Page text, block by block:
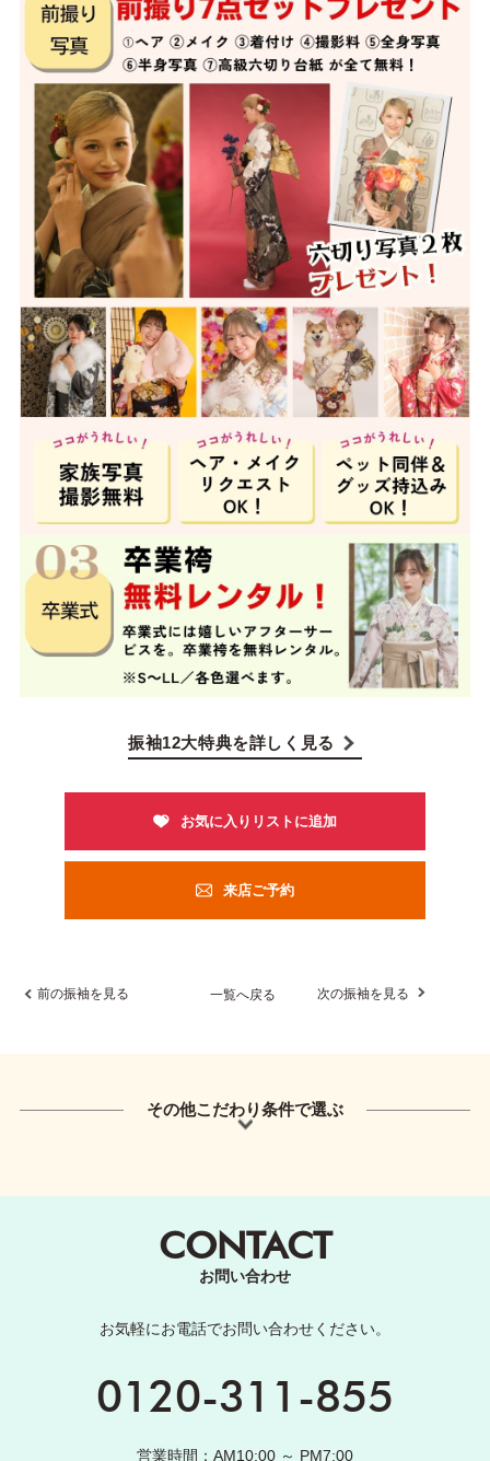
振袖12大特典を詳しく見る
来店ご予約
前の振袖を見る 一覧へ戻る 次の振袖を見る
その他こだわり条件で選ぶ
CONTACT
お問い合わせ
お気軽にお電話でお問い合わせください。
0120-311-855
営業時間：AM10:00 ～ PM7:00